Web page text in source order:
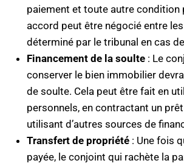
paiement et toute autre condition
accord peut être négocié entre
déterminé par le tribunal en cas
Financement de la soulte : Le
conserver le bien immobilier
de soulte. Cela peut être fait en
personnels, en contractant un
utilisant d’autres sources de
Transfert de propriété : Une fois
payée, le conjoint qui rachète la